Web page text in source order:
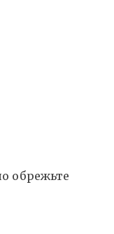
обрежьте